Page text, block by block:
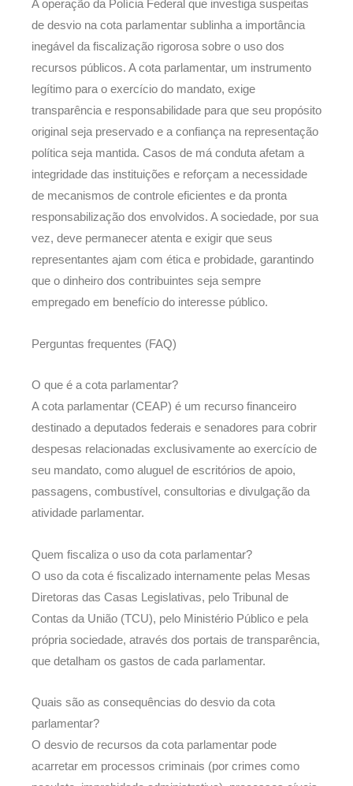
A operação da Polícia Federal que investiga suspeitas
de desvio na cota parlamentar sublinha a importância
inegável da fiscalização rigorosa sobre o uso dos
recursos públicos. A cota parlamentar, um instrumento
legítimo para o exercício do mandato, exige
transparência e responsabilidade para que seu propósito
original seja preservado e a confiança na representação
política seja mantida. Casos de má conduta afetam a
integridade das instituições e reforçam a necessidade
de mecanismos de controle eficientes e da pronta
responsabilização dos envolvidos. A sociedade, por sua
vez, deve permanecer atenta e exigir que seus
representantes ajam com ética e probidade, garantindo
que o dinheiro dos contribuintes seja sempre
empregado em benefício do interesse público.
Perguntas frequentes (FAQ)
O que é a cota parlamentar?
A cota parlamentar (CEAP) é um recurso financeiro
destinado a deputados federais e senadores para cobrir
despesas relacionadas exclusivamente ao exercício de
seu mandato, como aluguel de escritórios de apoio,
passagens, combustível, consultorias e divulgação da
atividade parlamentar.
Quem fiscaliza o uso da cota parlamentar?
O uso da cota é fiscalizado internamente pelas Mesas
Diretoras das Casas Legislativas, pelo Tribunal de
Contas da União (TCU), pelo Ministério Público e pela
própria sociedade, através dos portais de transparência,
que detalham os gastos de cada parlamentar.
Quais são as consequências do desvio da cota
parlamentar?
O desvio de recursos da cota parlamentar pode
acarretar em processos criminais (por crimes como